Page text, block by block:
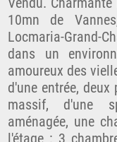
10mn de
Locmaria-Grand-
dans un
amoureux des
d'une entrée,
massif, d'une
aménagée, une